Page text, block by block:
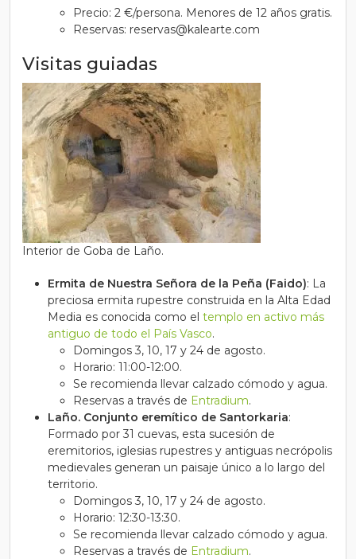
Precio: 2 €/persona. Menores de 12 años gratis.
Reservas: reservas@kalearte.com
Visitas guiadas
Interior de Goba de Laño.
Ermita de Nuestra Señora de la Peña (Faido): La
preciosa ermita rupestre construida en la Alta Edad
Media es conocida como el templo en activo más
antiguo de todo el País Vasco.
Domingos 3, 10, 17 y 24 de agosto.
Horario: 11:00-12:00.
Se recomienda llevar calzado cómodo y agua.
Reservas a través de Entradium.
Laño. Conjunto eremítico de Santorkaria:
Formado por 31 cuevas, esta sucesión de
eremitorios, iglesias rupestres y antiguas necrópolis
medievales generan un paisaje único a lo largo del
territorio.
Domingos 3, 10, 17 y 24 de agosto.
Horario: 12:30-13:30.
Se recomienda llevar calzado cómodo y agua.
Reservas a través de Entradium.